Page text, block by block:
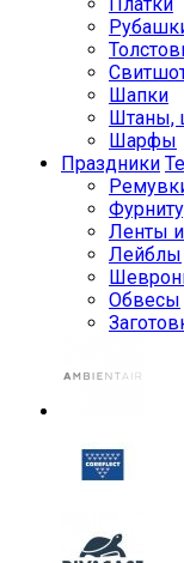
Шапки
Штаны,
Шарфы
Праздники
Ленты
Лейблы
Обвесы